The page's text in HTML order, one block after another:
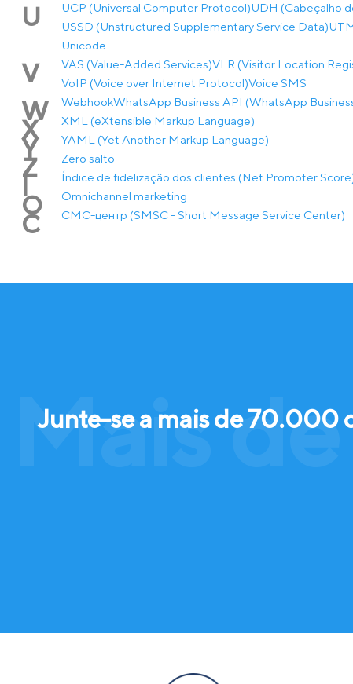
U UCP (Universal Computer Protocol)UDH (Cabeçalho
USSD (Unstructured Supplementary Service Data)
Unicode
V VAS (Value-Added Services)VLR (Visitor Location
VoIP (Voice over Internet Protocol)Voice SMS
W WebhookWhatsApp Business API (WhatsApp
X XML (eXtensible Markup Language)
Y YAML (Yet Another Markup Language)
Z Zero salto
Í Índice de fidelização dos clientes (Net Promoter
О Оmnichannel marketing
С СМС-центр (SMSC - Short Message Service Center)
Mais
Junte-se a mais de 70.000